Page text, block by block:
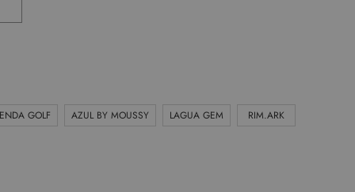
GOLF AZUL BY MOUSSY LAGUA GEM RIM.ARK